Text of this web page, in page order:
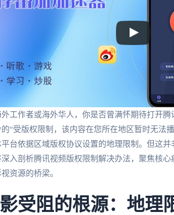
工作者或海外华人，你是否曾满怀期待打开
“受版权限制，该内容在您所在地区暂时无法
台依据区域版权协议设置的地理限制。但这
入剖析腾讯视频版权限制解决办法，聚焦核
资源的桥梁。
受阻的根源：地理